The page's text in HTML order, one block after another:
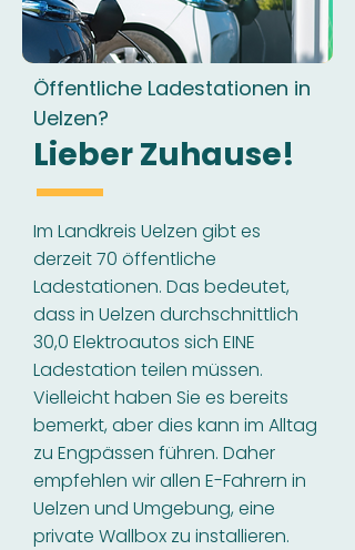
Öffentliche Ladestationen in
Uelzen?
Lieber Zuhause!
Im Landkreis Uelzen gibt es
derzeit 70 öffentliche
Ladestationen. Das bedeutet,
dass in Uelzen durchschnittlich
30,0 Elektroautos sich EINE
Ladestation teilen müssen.
Vielleicht haben Sie es bereits
bemerkt, aber dies kann im Alltag
zu Engpässen führen. Daher
empfehlen wir allen E-Fahrern in
Uelzen und Umgebung, eine
private Wallbox zu installieren.